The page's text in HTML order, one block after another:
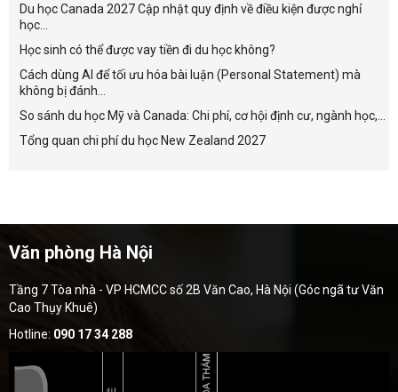
Du học Canada 2027 Cập nhật quy định về điều kiện được nghỉ
học...
Học sinh có thể được vay tiền đi du học không?
Cách dùng AI để tối ưu hóa bài luận (Personal Statement) mà
không bị đánh...
So sánh du học Mỹ và Canada: Chi phí, cơ hội định cư, ngành học,...
Tổng quan chi phí du học New Zealand 2027
Văn phòng Hà Nội
Tầng 7 Tòa nhà - VP HCMCC số 2B Văn Cao, Hà Nội (Góc ngã tư Văn
Cao Thụy Khuê)
Hotline: 090 17 34 288